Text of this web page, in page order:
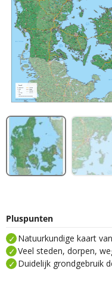
Pluspunten
Natuurkundige kaart
Veel steden, dorpen,
Duidelijk grondgebruik